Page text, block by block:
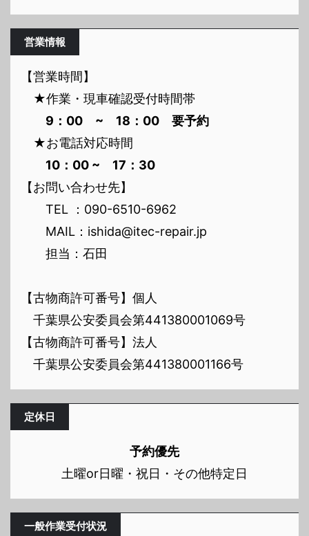
営業情報
【営業時間】
★作業・現車確認受付時間帯
9：00 ~ 18：00 要予約
★お電話対応時間
10：00 ~ 17：30
【お問い合わせ先】
TEL ：090-6510-6962
MAIL：ishida@itec-repair.jp
担当：石田
【古物商許可番号】個人
千葉県公安委員会第441380001069号
【古物商許可番号】法人
千葉県公安委員会第441380001166号
定休日
予約優先
土曜or日曜・祝日・その他特定日
一般作業受付状況